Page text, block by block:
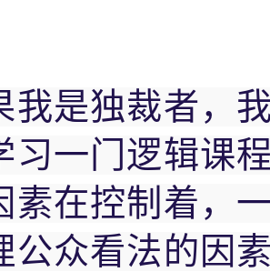
我是独裁者，
习一门逻辑课
素在控制着，
公众看法的因